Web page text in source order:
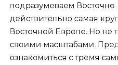
подразумеваем
действительно самая
Восточной Европе. Но не
своими масштабами.
ознакомиться с тремя